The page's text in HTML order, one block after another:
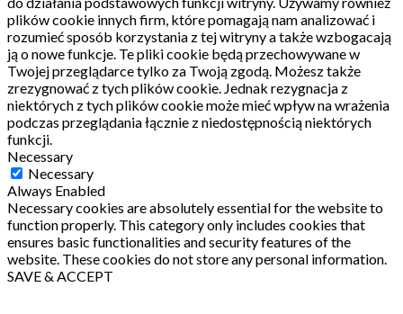
plików cookie innych firm, które pomagają nam analizować i
rozumieć sposób korzystania z tej witryny a także wzbogacają
ją o nowe funkcje. Te pliki cookie będą przechowywane w
Twojej przeglądarce tylko za Twoją zgodą. Możesz także
zrezygnować z tych plików cookie. Jednak rezygnacja z
niektórych z tych plików cookie może mieć wpływ na wrażenia
podczas przeglądania łącznie z niedostępnością niektórych
funkcji.
Necessary
Necessary
Always Enabled
Necessary cookies are absolutely essential for the website to
function properly. This category only includes cookies that
ensures basic functionalities and security features of the
website. These cookies do not store any personal information.
SAVE & ACCEPT